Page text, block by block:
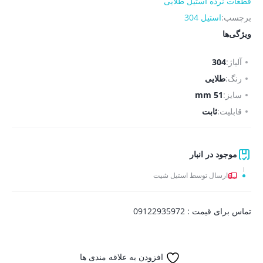
برچسب:استیل 304
ویژگی‌ها
آلیاژ:304
رنگ:طلایی
سایز:51 mm
قابلیت:ثابت
موجود در انبار
ارسال توسط استیل شیت
تماس برای قیمت : 09122935972
افزودن به علاقه مندی ها